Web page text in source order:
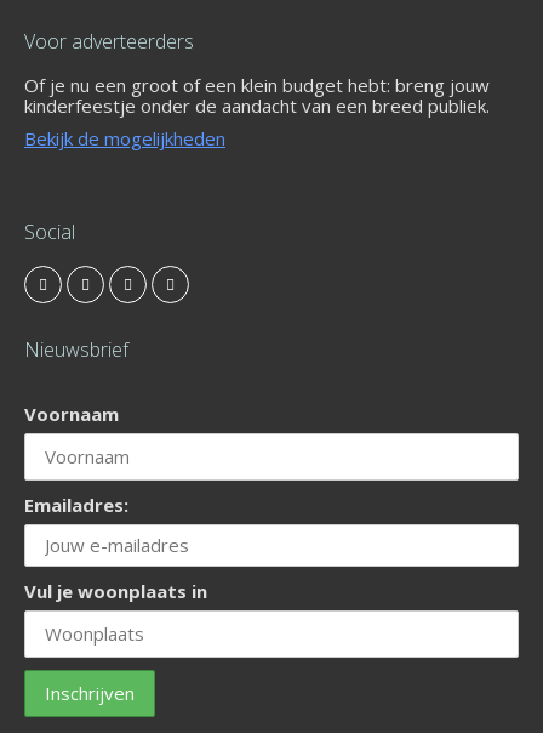
Voor adverteerders
Of je nu een groot of een klein budget hebt: breng jouw
kinderfeestje onder de aandacht van een breed publiek.
Bekijk de mogelijkheden
Social
Nieuwsbrief
Voornaam
Emailadres:
Vul je woonplaats in